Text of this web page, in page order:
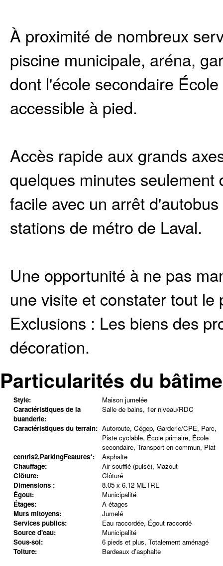
À proximité de nombreux
piscine municipale, aréna,
dont l'école secondaire
accessible à pied.
Accès rapide aux grands
quelques minutes
facile avec un arrêt
stations de métro de Laval.
Une opportunité à ne pas
une visite et constater tout
Exclusions : Les biens des
décoration.
Particularités du
Style:
Maison jumelée
Caractéristiques de la
buanderie:
Salle de bains, 1er niveau/RDC
Caractéristiques du terrain: Autoroute, Cégep, Garderie/CPE, Parc,
Piste cyclable, École primaire, École
secondaire, Transport en commun, Plat
centris2.ParkingFeatures*:
Asphalte
Chauffage:
Air soufflé (pulsé), Mazout
Clôture:
Clôturé
Dimensions :
8.05 x 6.12 METRE
Égout:
Municipalité
Étages:
À étages
Murs mitoyens:
Jumelé
Services publics:
Eau raccordée, Égout raccordé
Source d'eau:
Municipalité
Sous-sol:
6 pieds et plus, Totalement aménagé
Toiture:
Bardeaux d'asphalte